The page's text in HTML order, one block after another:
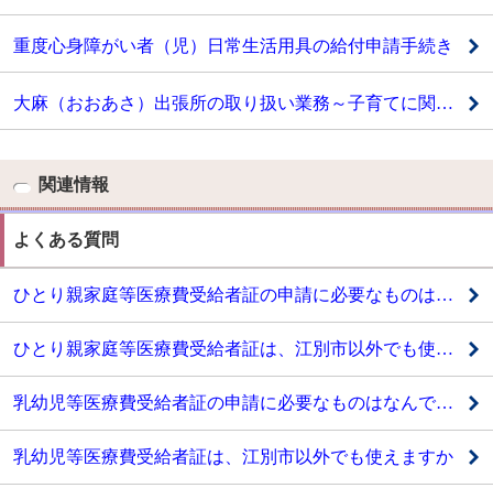
重度心身障がい者（児）日常生活用具の給付申請手続き
大麻（おおあさ）出張所の取り扱い業務～子育てに関する手続き・小中学校の転校手続きなど
関連情報
よくある質問
ひとり親家庭等医療費受給者証の申請に必要なものはなんですか
ひとり親家庭等医療費受給者証は、江別市以外でも使えますか
乳幼児等医療費受給者証の申請に必要なものはなんですか
乳幼児等医療費受給者証は、江別市以外でも使えますか